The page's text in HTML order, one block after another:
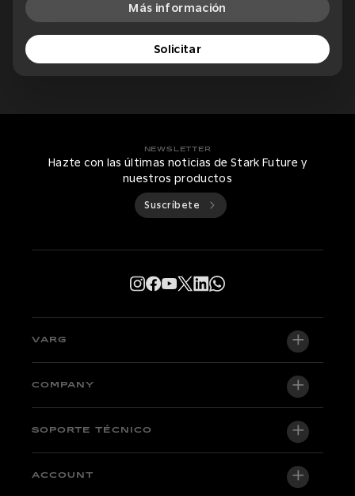
Más información
Solicitar
NEWSLETTER
Hazte con las últimas noticias de Stark Future y
nuestros productos
Suscríbete
VARG
VARG EX
Factory Edition
COMPANY
Quiénes somos
SOPORTE TÉCNICO
Soporte central
ACCOUNT